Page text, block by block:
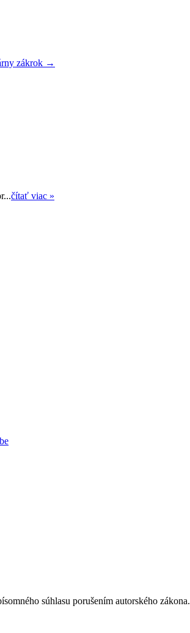
zákrok →
čítať viac »
súhlasu porušením autorského zákona.